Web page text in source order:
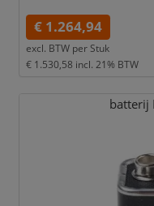
€ 1.264,94
excl. BTW per Stuk
€ 1.530,58 incl. 21% BTW
batterij